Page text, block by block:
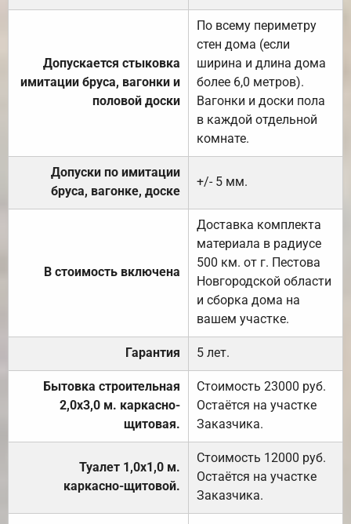
Допускается стыковка
имитации бруса, вагонки и
половой доски
По всему периметру
стен дома (если
ширина и длина дома
более 6,0 метров).
Вагонки и доски пола
в каждой отдельной
комнате.
Допуски по имитации
бруса, вагонке, доске
+/- 5 мм.
В стоимость включена
Доставка комплекта
материала в радиусе
500 км. от г. Пестова
Новгородской области
и сборка дома на
вашем участке.
Гарантия 5 лет.
Бытовка строительная
2,0х3,0 м. каркасно-
щитовая.
Стоимость 23000 руб.
Остаётся на участке
Заказчика.
Туалет 1,0х1,0 м.
каркасно-щитовой.
Стоимость 12000 руб.
Остаётся на участке
Заказчика.